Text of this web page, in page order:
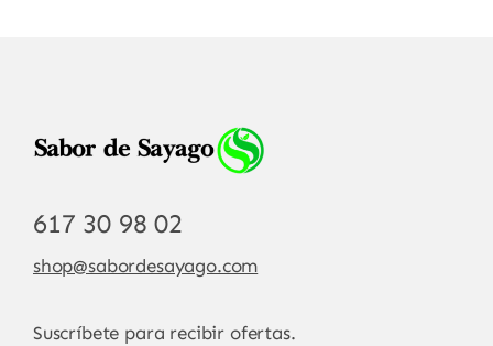
617 30 98 02
shop@sabordesayago.com
Suscríbete para recibir ofertas.